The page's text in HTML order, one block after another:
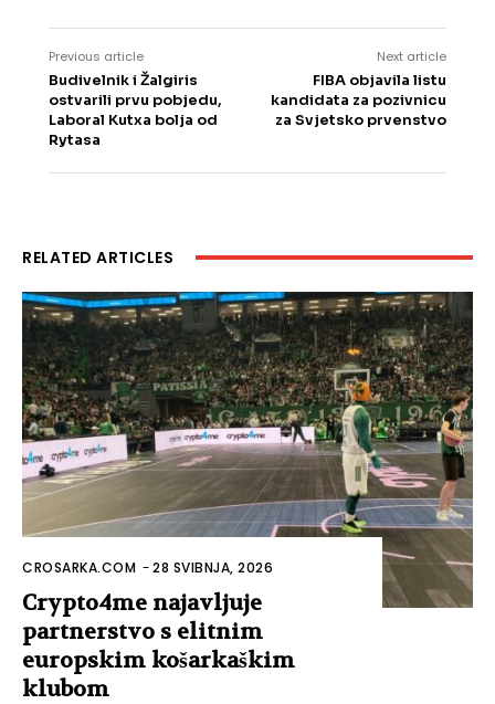
Previous article
Budivelnik i Žalgiris
ostvarili prvu pobjedu,
Laboral Kutxa bolja od
Rytasa
Next article
FIBA objavila listu
kandidata za pozivnicu
za Svjetsko prvenstvo
RELATED ARTICLES
CROSARKA.COM -28 SVIBNJA, 2026
Crypto4me najavljuje
partnerstvo s elitnim
europskim košarkaškim
klubom